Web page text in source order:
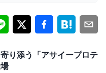
り添う「アサイープロテ